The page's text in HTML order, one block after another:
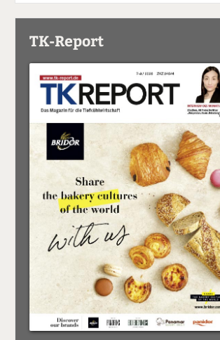
TK-Report